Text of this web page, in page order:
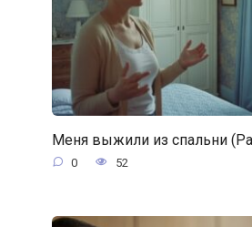
Меня выжили из спальни
0 52